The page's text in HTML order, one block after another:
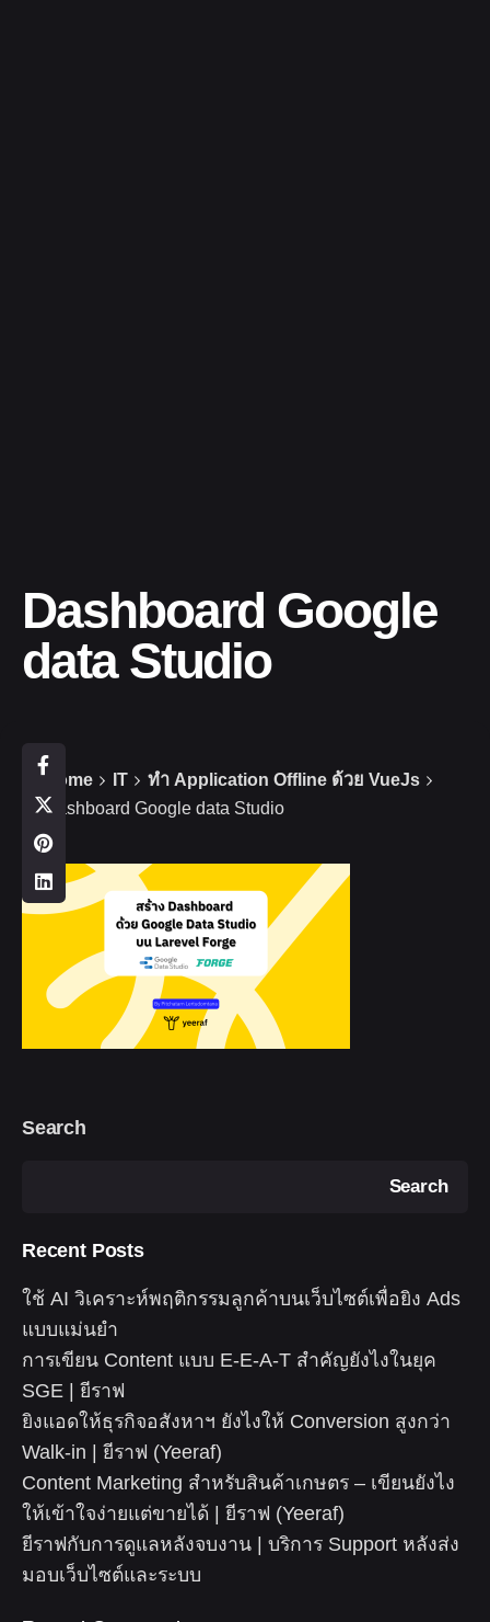
Dashboard Google
data Studio
Home IT
ทำ Application Offline ด้วย VueJs
Dashboard Google data Studio
Search
Search
Recent Posts
ใช้ AI วิเคราะห์พฤติกรรมลูกค้าบนเว็บไซต์เพื่อยิง Ads
แบบแม่นยำ
การเขียน Content แบบ E-E-A-T สำคัญยังไงในยุค
SGE | ยีราฟ
ยิงแอดให้ธุรกิจอสังหาฯ ยังไงให้ Conversion สูงกว่า
Walk-in | ยีราฟ (Yeeraf)
Content Marketing สำหรับสินค้าเกษตร – เขียนยังไง
ให้เข้าใจง่ายแต่ขายได้ | ยีราฟ (Yeeraf)
ยีราฟกับการดูแลหลังจบงาน | บริการ Support หลังส่ง
มอบเว็บไซต์และระบบ